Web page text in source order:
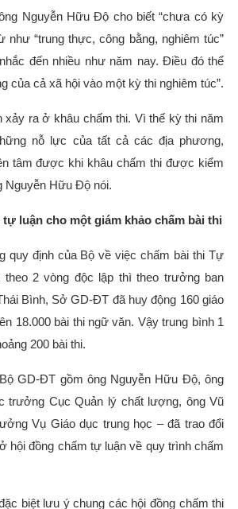
Nguyễn Hữu Độ cho biết “chưa có kỳ
như “trung thực, công bằng, nghiêm túc”
đến nhiều như năm nay. Điều đó thể
của cả xã hội vào một kỳ thi nghiêm túc”.
xảy ra ở khâu chấm thi. Vì thế kỳ thi năm
nỗ lực của tất cả các địa phương,
tâm được khi khâu chấm thi được kiểm
Nguyễn Hữu Độ nói.
tự luận cho một giám khảo chấm bài thi
quy định của Bộ về việc chấm bài thi Tự
theo 2 vòng độc lập thì theo trưởng ban
Bình, Sở GD-ĐT đã huy động 160 giáo
18.000 bài thi ngữ văn. Vậy trung bình 1
200 bài thi.
GD-ĐT gồm ông Nguyễn Hữu Độ, ông
trưởng Cục Quản lý chất lượng, ông Vũ
Vụ Giáo dục trung học – đã trao đổi
hội đồng chấm tự luận về quy trình chấm
biệt lưu ý chung các hội đồng chấm thi